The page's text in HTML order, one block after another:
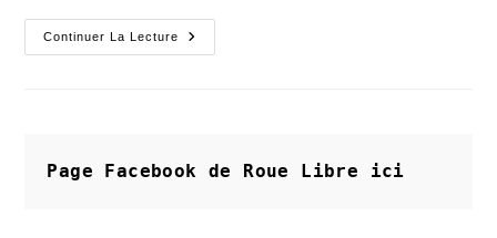
Continuer La Lecture
Remplacer
Un
En
Péril
Page Facebook de Roue Libre ici